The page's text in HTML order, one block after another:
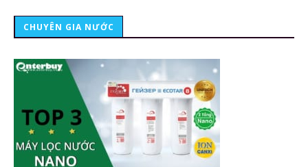
CHUYÊN GIA NƯỚC